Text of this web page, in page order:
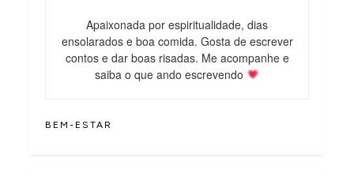
Apaixonada por espiritualidade, dias
ensolarados e boa comida. Gosta de escrever
contos e dar boas risadas. Me acompanhe e
saiba o que ando escrevendo
BEM-ESTAR